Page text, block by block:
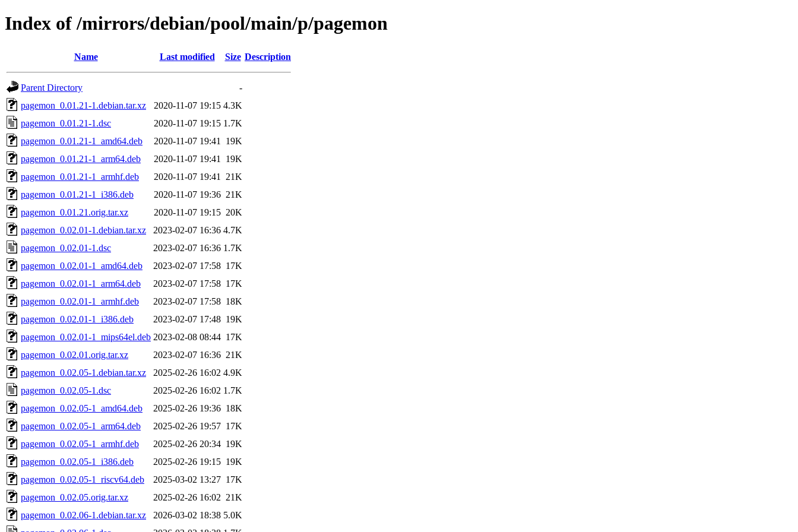
Index of /mirrors/debian/pool/main/p/pagemon
Name Last modified Size Description
Parent Directory
-
pagemon_0.01.21-1.debian.tar.xz
2020-11-07 19:15 4.3K
pagemon_0.01.21-1.dsc
2020-11-07 19:15 1.7K
pagemon_0.01.21-1_amd64.deb
2020-11-07 19:41
19K
pagemon_0.01.21-1_arm64.deb
2020-11-07 19:41
19K
pagemon_0.01.21-1_armhf.deb
2020-11-07 19:41
21K
pagemon_0.01.21-1_i386.deb
2020-11-07 19:36 21K
pagemon_0.01.21.orig.tar.xz
2020-11-07 19:15 20K
pagemon_0.02.01-1.debian.tar.xz
2023-02-07 16:36 4.7K
pagemon_0.02.01-1.dsc
2023-02-07 16:36 1.7K
pagemon_0.02.01-1_amd64.deb
2023-02-07 17:58 17K
pagemon_0.02.01-1_arm64.deb
2023-02-07 17:58 17K
pagemon_0.02.01-1_armhf.deb
2023-02-07 17:58 18K
pagemon_0.02.01-1_i386.deb
2023-02-07 17:48 19K
pagemon_0.02.01-1_mips64el.deb 2023-02-08 08:44 17K
pagemon_0.02.01.orig.tar.xz
2023-02-07 16:36 21K
pagemon_0.02.05-1.debian.tar.xz
2025-02-26 16:02 4.9K
pagemon_0.02.05-1.dsc
2025-02-26 16:02 1.7K
pagemon_0.02.05-1_amd64.deb
2025-02-26 19:36 18K
pagemon_0.02.05-1_arm64.deb
2025-02-26 19:57 17K
pagemon_0.02.05-1_armhf.deb
2025-02-26 20:34 19K
pagemon_0.02.05-1_i386.deb
2025-02-26 19:15 19K
pagemon_0.02.05-1_riscv64.deb
2025-03-02 13:27 17K
pagemon_0.02.05.orig.tar.xz
2025-02-26 16:02 21K
pagemon_0.02.06-1.debian.tar.xz
2026-03-02 18:38 5.0K